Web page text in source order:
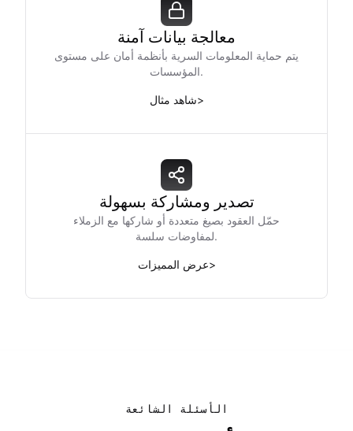
معالجة بيانات آمنة
يتم حماية المعلومات السرية بأنظمة أمان على مستوى
المؤسسات.
شاهد مثال>
تصدير ومشاركة بسهولة
حمّل العقود بصيغ متعددة أو شاركها مع الزملاء
لمفاوضات سلسة.
عرض المميزات>
الأسئلة الشائعة